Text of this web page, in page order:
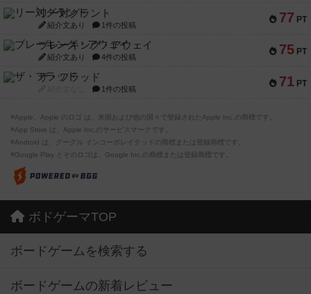
77 PT
リー対グラント
紹介文あり 1件の投稿
75 PT
ブレーキング・アウェイ
紹介文あり 4件の投稿
71 PT
ザ・フラッド
1件の投稿
※Apple、Apple のロゴ は、米国および他の国々で登録されたApple Inc.の商標です。
※App Store は、Apple Inc.のサービスマークです。
※Android は、グーグル インコーポレイテッドの商標または登録商標です。
※Google Play とそのロゴは、Google Inc.の商標または登録商標です。
ボドゲーマTOP
ボードゲームを検索する
ボードゲームの新着レビュー